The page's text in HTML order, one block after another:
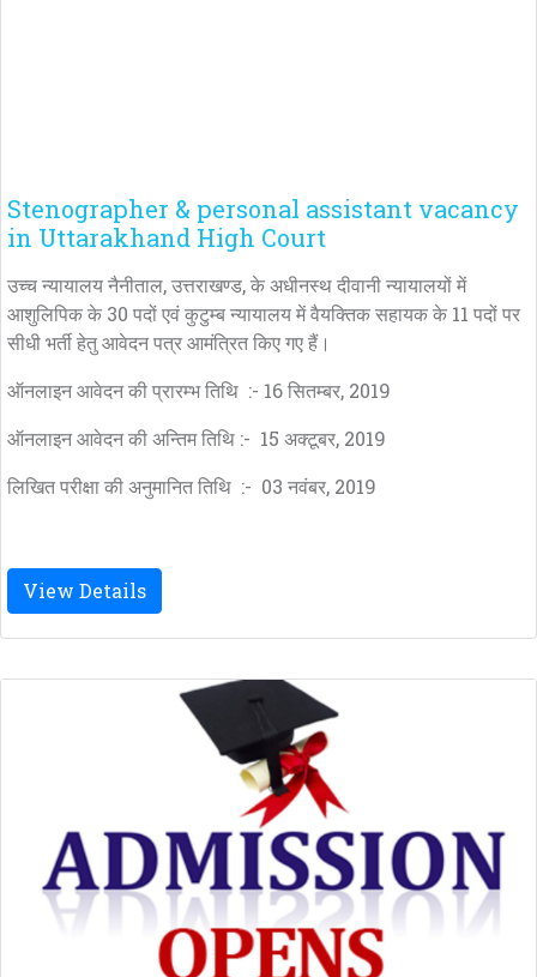
Stenographer & personal assistant vacancy
in Uttarakhand High Court
उच्च न्यायालय नैनीताल, उत्तराखण्ड, के अधीनस्थ दीवानी न्यायालयों में
आशुलिपिक के 30 पदों एवं कुटुम्ब न्यायालय में वैयक्तिक सहायक के 11 पदों पर
सीधी भर्ती हेतु आवेदन पत्र आमंत्रित किए गए हैं।
ऑनलाइन आवेदन की प्रारम्भ तिथि :- 16 सितम्बर, 2019
ऑनलाइन आवेदन की अन्तिम तिथि :- 15 अक्टूबर, 2019
लिखित परीक्षा की अनुमानित तिथि :- 03 नवंबर, 2019
View Details